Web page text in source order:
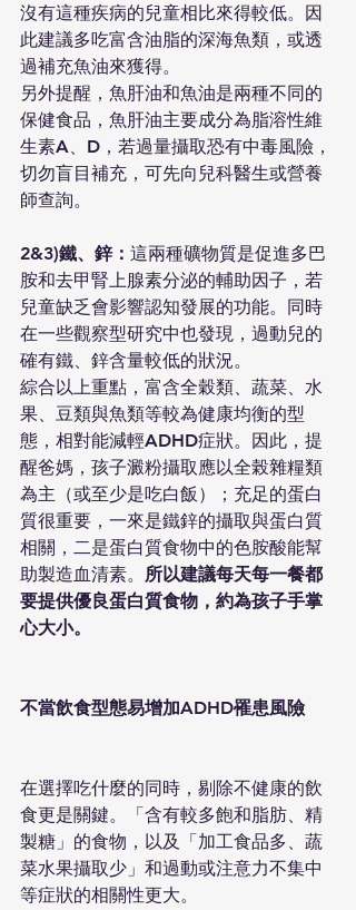
沒有這種疾病的兒童相比來得較低。因
此建議多吃富含油脂的深海魚類，或透
過補充魚油來獲得。
另外提醒，魚肝油和魚油是兩種不同的
保健食品，魚肝油主要成分為脂溶性維
生素A、D，若過量攝取恐有中毒風險，
切勿盲目補充，可先向兒科醫生或營養
師查詢。
2&3)鐵、鋅： 這兩種礦物質是促進多巴
胺和去甲腎上腺素分泌的輔助因子，若
兒童缺乏會影響認知發展的功能。同時
在一些觀察型研究中也發現，過動兒的
確有鐵、鋅含量較低的狀況。
綜合以上重點，富含全穀類、蔬菜、⽔
果、豆類與魚類等較為健康均衡的型
態，相對能減輕ADHD症狀。因此，提
醒爸媽，孩子澱粉攝取應以全榖雜糧類
為主（或至少是吃白飯）；充足的蛋白
質很重要，一來是鐵鋅的攝取與蛋白質
相關，二是蛋白質食物中的色胺酸能幫
助製造血清素。 所以建議每天每一餐都
要提供優良蛋白質食物，約為孩子手掌
心大小。
不當飲食型態易增加ADHD罹患風險
在選擇吃什麼的同時，剔除不健康的飲
食更是關鍵。「含有較多飽和脂肪、精
製糖」的食物，以及「加工食品多、蔬
菜水果攝取少」和過動或注意力不集中
等症狀的相關性更大。